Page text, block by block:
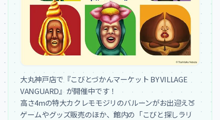
大丸神戸店で『こびとづかんマーケット BY VILLAGE
VANGUARD』が開催中です！
高さ4mの特大カクレモモジリのバルーンがお出迎え🍑
ゲームやグッズ販売のほか、館内の「こびと探しラリ